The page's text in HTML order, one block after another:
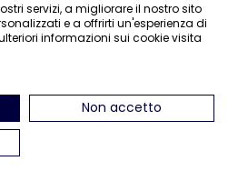
servizi, a migliorare il nostro sito
e a offrirti un'esperienza di
informazioni sui cookie visita
Non accetto